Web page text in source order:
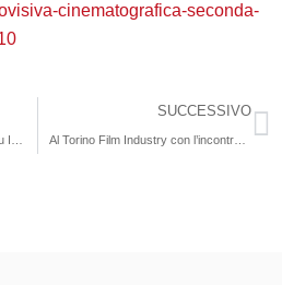
cinematografica-seconda-
SUCCESSIVO
Al Torino Film Industry con l’incontro tra IFC e i 100 Autori dal titolo: Fuori dal centro